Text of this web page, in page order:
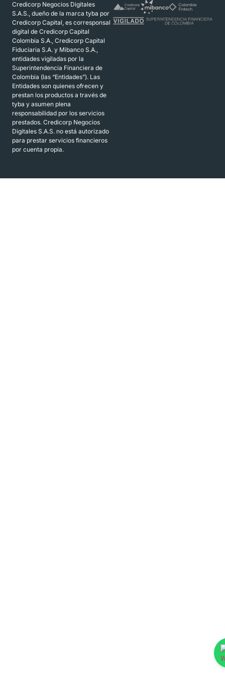
Credicorp Negocios Digitales
S.A.S., dueño de la marca tyba por
Credicorp Capital, es corresponsal
digital de Credicorp Capital
Colombia S.A., Credicorp Capital
Fiduciaria S.A. y Mibanco S.A.,
entidades vigiladas por la
Superintendencia Financiera de
Colombia (las “Entidades”). Las
Entidades son quienes ofrecen y
prestan los productos a través de
tyba y asumen plena
responsabilidad por los servicios
prestados. Credicorp Negocios
Digitales S.A.S. no está autorizado
para prestar servicios financieros
por cuenta propia.